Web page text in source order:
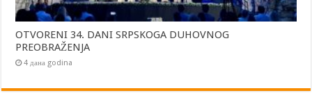
OTVORENI 34. DANI SRPSKOGA DUHOVNOG
PREOBRAŽENJA
4 дана godina